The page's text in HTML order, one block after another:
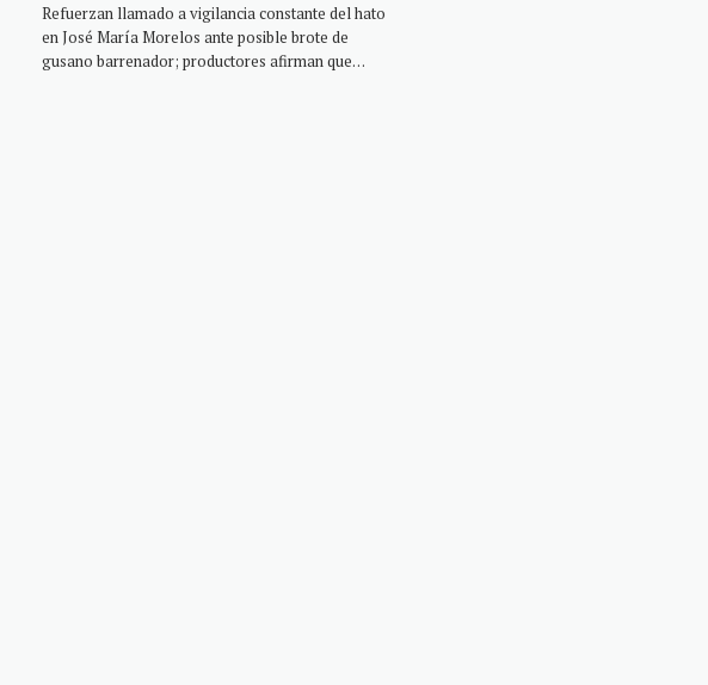
Refuerzan llamado a vigilancia constante del hato
en José María Morelos ante posible brote de
gusano barrenador; productores afirman que…